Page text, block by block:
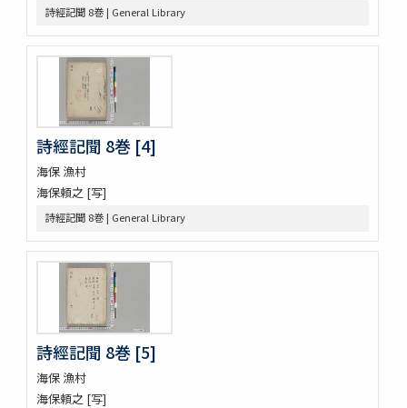
なくさみ草 8巻
一宮巡詣記抜粹 2巻 (存1巻)
花街漫録 2巻
北女閭起原 3巻
日蓮聖人註画畫讃 5巻
をりをりくさ 4巻
増補洞房語園 2巻
高尾考
中家實録 (存19巻)
源語秘訣
勢語圖説抄 5巻
落窪物語 4巻
連哥證哥
法隆寺伽藍縁起并流記資財事
倭屋一家言 3巻
鷹桐之卷抜書
伊勢千句註
詩經記聞 8巻 | General Library
詩經記聞 8巻 [4]
海保 漁村
海保頼之 [写]
詩經記聞 8巻 | General Library
詩經記聞 8巻 [5]
海保 漁村
海保頼之 [写]